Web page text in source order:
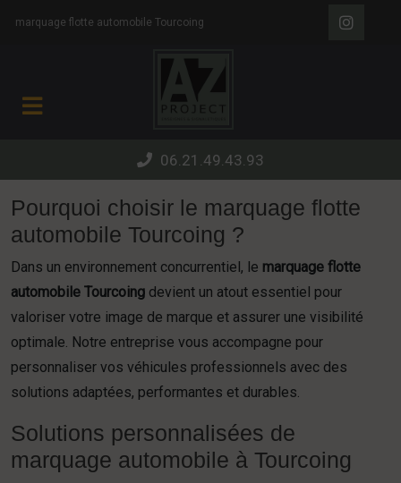
marquage flotte automobile Tourcoing
06.21.49.43.93
Pourquoi choisir le marquage flotte
automobile Tourcoing ?
Dans un environnement concurrentiel, le marquage flotte
automobile Tourcoing devient un atout essentiel pour
valoriser votre image de marque et assurer une visibilité
optimale. Notre entreprise vous accompagne pour
personnaliser vos véhicules professionnels avec des
solutions adaptées, performantes et durables.
Solutions personnalisées de
marquage automobile à Tourcoing